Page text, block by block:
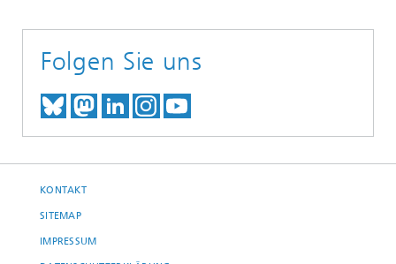
Folgen Sie uns
TREFFEN SIE UNS AUF BLUESKY
TREFFEN SIE UNS AUF
TREFFEN SIE UNS BEI
BESUCHEN SIE UNSER
UNSER VIDEO-
KONTAKT
SITEMAP
IMPRESSUM